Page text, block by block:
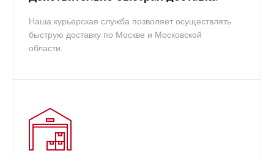
Наша курьерская служба позволяет осуществлять
быструю доставку по Москве и Московской
области.